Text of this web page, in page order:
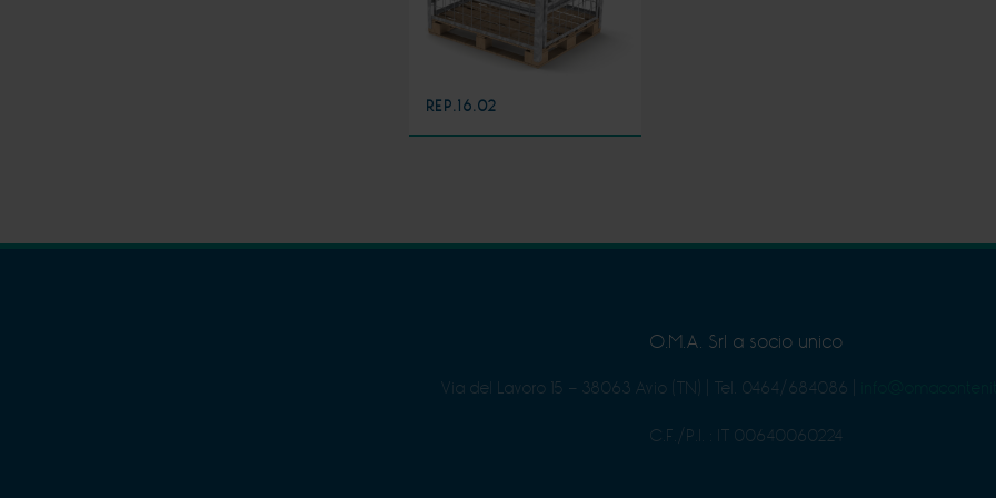
REP.16.02
O.M.A. Srl a socio unico
Via del Lavoro 15 - 38063 Avio (TN) Tel. 0464/684086
C.F./P.I. : IT 00640060224